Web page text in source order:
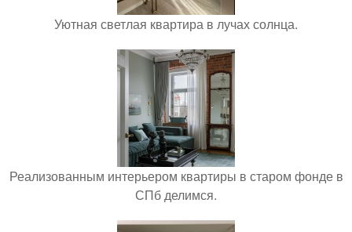
Уютная светлая квартира в лучах солнца.
Реализованным интерьером квартиры в старом фонде в
СПб делимся.